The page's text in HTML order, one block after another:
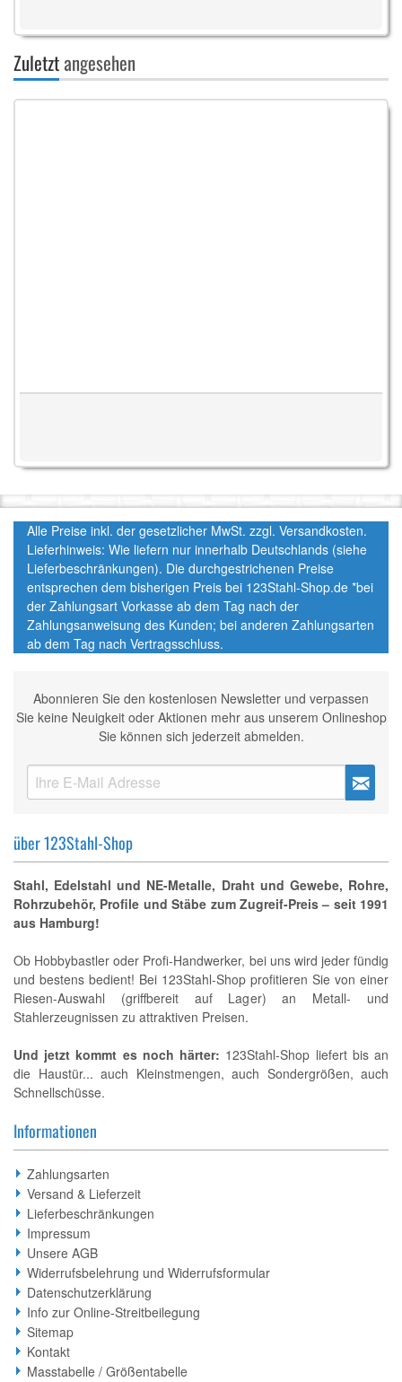
Zuletztangesehen
Alle Preise inkl. der gesetzlicher MwSt. zzgl. Versandkosten.
Lieferhinweis: Wie liefern nur innerhalb Deutschlands (siehe
Lieferbeschränkungen). Die durchgestrichenen Preise
entsprechen dem bisherigen Preis bei 123Stahl-Shop.de *bei
der Zahlungsart Vorkasse ab dem Tag nach der
Zahlungsanweisung des Kunden; bei anderen Zahlungsarten
ab dem Tag nach Vertragsschluss.
Abonnieren Sie den kostenlosen Newsletter und verpassen
Sie keine Neuigkeit oder Aktionen mehr aus unserem Onlineshop
Sie können sich jederzeit abmelden.
über 123Stahl-Shop
Stahl, Edelstahl und NE-Metalle, Draht und Gewebe, Rohre,
Rohrzubehör, Profile und Stäbe zum Zugreif-Preis – seit 1991
aus Hamburg!
Ob Hobbybastler oder Profi-Handwerker, bei uns wird jeder fündig
und bestens bedient! Bei 123Stahl-Shop profitieren Sie von einer
Riesen-Auswahl (griffbereit auf Lager) an Metall- und
Stahlerzeugnissen zu attraktiven Preisen.
Und jetzt kommt es noch härter: 123Stahl-Shop liefert bis an
die Haustür... auch Kleinstmengen, auch Sondergrößen, auch
Schnellschüsse.
Informationen
Zahlungsarten
Versand & Lieferzeit
Lieferbeschränkungen
Impressum
Unsere AGB
Widerrufsbelehrung und Widerrufsformular
Datenschutzerklärung
Info zur Online-Streitbeilegung
Sitemap
Kontakt
Masstabelle / Größentabelle